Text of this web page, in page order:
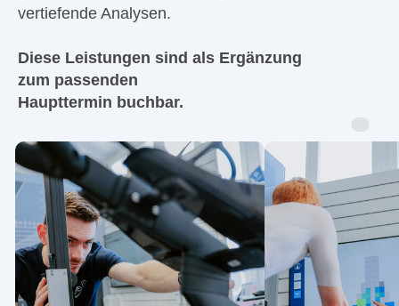
vertiefende Analysen.
Diese Leistungen sind als Ergänzung
zum passenden
Haupttermin buchbar.